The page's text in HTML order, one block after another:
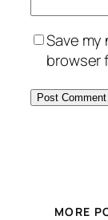
Save
browser
MORE